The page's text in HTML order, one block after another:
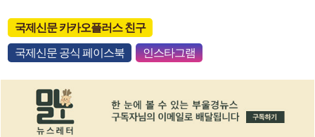
국제신문 카카오플러스 친구
국제신문 공식 페이스북 인스타그램